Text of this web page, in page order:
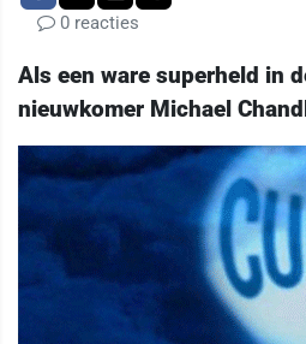
0 reacties
Als een ware superheld in
nieuwkomer Michael